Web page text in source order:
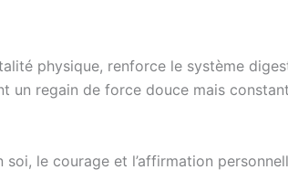
physique, renforce le système
un regain de force douce mais
le courage et l’affirmation